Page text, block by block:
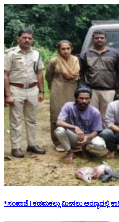
*ಸಂಪಾಜೆ | ಕಡಮಕಲ್ಲು ಮೀಸಲು ಅರಣ್ಯದಲ್ಲಿ